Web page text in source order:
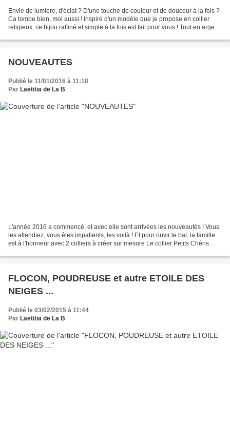
Envie de lumière, d'éclat ? D'une touche de couleur et de douceur à la fois ?
Ca tombe bien, moi aussi ! Inspiré d'un modèle que je propose en collier
religieux, ce bijou raffiné et simple à la fois est fait pour vous ! Tout en argent
NOUVEAUTES
Publié le 11/01/2016 à 11:18
Par Laetitia de La B
L'année 2016 a commencé, et avec elle sont arrivées les nouveautés ! Vous
les attendiez, vous êtes impatients, les voilà ! Et pour ouvir le bal, la famille
est à l'honneur avec 2 colliers à créer sur mesure Le collier Petits Chéris
FLOCON, POUDREUSE et autre ETOILE DES
NEIGES ...
Publié le 03/02/2015 à 11:44
Par Laetitia de La B